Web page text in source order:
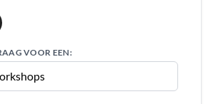
VOOR EEN: